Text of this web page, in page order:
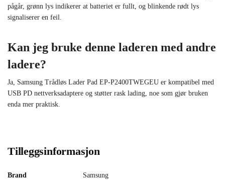
pågår, grønn lys indikerer at batteriet er fullt, og blinkende rødt lys
signaliserer en feil.
Kan jeg bruke denne laderen med andre
ladere?
Ja, Samsung Trådløs Lader Pad EP-P2400TWEGEU er kompatibel med
USB PD nettverksadaptere og støtter rask lading, noe som gjør bruken
enda mer praktisk.
Tilleggsinformasjon
Brand Samsung